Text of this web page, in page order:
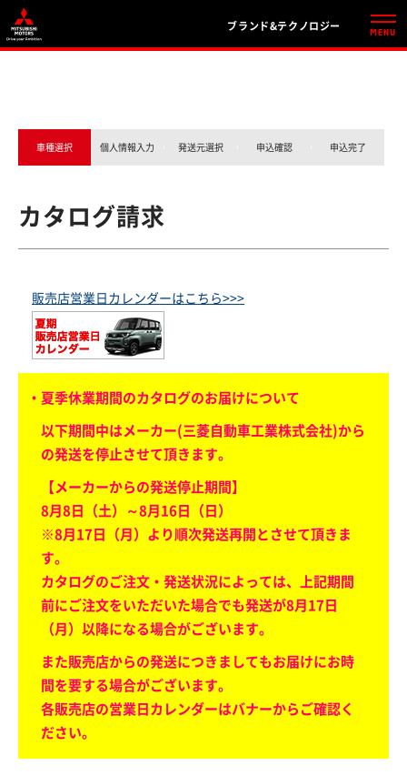
ブランド&テクノロジー
車種選択 個人情報入力 発送元選択 申込確認 申込完了
カタログ請求
販売店営業日カレンダーはこちら>>>
・夏季休業期間のカタログのお届けについて
以下期間中はメーカー(三菱自動車工業株式会社)から
の発送を停止させて頂きます。
【メーカーからの発送停止期間】
8月8日（土）～8月16日（日）
※8月17日（月）より順次発送再開とさせて頂きま
す。
カタログのご注文・発送状況によっては、上記期間
前にご注文をいただいた場合でも発送が8月17日
（月）以降になる場合がございます。
また販売店からの発送につきましてもお届けにお時
間を要する場合がございます。
各販売店の営業日カレンダーはバナーからご確認く
ださい。